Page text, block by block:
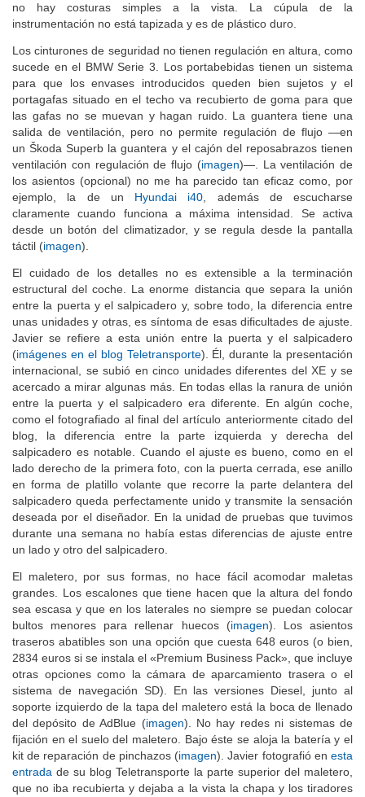
no hay costuras simples a la vista. La cúpula de la
instrumentación no está tapizada y es de plástico duro.
Los cinturones de seguridad no tienen regulación en altura, como
sucede en el BMW Serie 3. Los portabebidas tienen un sistema
para que los envases introducidos queden bien sujetos y el
portagafas situado en el techo va recubierto de goma para que
las gafas no se muevan y hagan ruido. La guantera tiene una
salida de ventilación, pero no permite regulación de flujo —en
un Škoda Superb la guantera y el cajón del reposabrazos tienen
ventilación con regulación de flujo (imagen)—. La ventilación de
los asientos (opcional) no me ha parecido tan eficaz como, por
ejemplo, la de un Hyundai i40, además de escucharse
claramente cuando funciona a máxima intensidad. Se activa
desde un botón del climatizador, y se regula desde la pantalla
táctil (imagen).
El cuidado de los detalles no es extensible a la terminación
estructural del coche. La enorme distancia que separa la unión
entre la puerta y el salpicadero y, sobre todo, la diferencia entre
unas unidades y otras, es síntoma de esas dificultades de ajuste.
Javier se refiere a esta unión entre la puerta y el salpicadero
(imágenes en el blog Teletransporte). Él, durante la presentación
internacional, se subió en cinco unidades diferentes del XE y se
acercado a mirar algunas más. En todas ellas la ranura de unión
entre la puerta y el salpicadero era diferente. En algún coche,
como el fotografiado al final del artículo anteriormente citado del
blog, la diferencia entre la parte izquierda y derecha del
salpicadero es notable. Cuando el ajuste es bueno, como en el
lado derecho de la primera foto, con la puerta cerrada, ese anillo
en forma de platillo volante que recorre la parte delantera del
salpicadero queda perfectamente unido y transmite la sensación
deseada por el diseñador. En la unidad de pruebas que tuvimos
durante una semana no había estas diferencias de ajuste entre
un lado y otro del salpicadero.
El maletero, por sus formas, no hace fácil acomodar maletas
grandes. Los escalones que tiene hacen que la altura del fondo
sea escasa y que en los laterales no siempre se puedan colocar
bultos menores para rellenar huecos (imagen). Los asientos
traseros abatibles son una opción que cuesta 648 euros (o bien,
2834 euros si se instala el «Premium Business Pack», que incluye
otras opciones como la cámara de aparcamiento trasera o el
sistema de navegación SD). En las versiones Diesel, junto al
soporte izquierdo de la tapa del maletero está la boca de llenado
del depósito de AdBlue (imagen). No hay redes ni sistemas de
fijación en el suelo del maletero. Bajo éste se aloja la batería y el
kit de reparación de pinchazos (imagen). Javier fotografió enesta
entrada de su blog Teletransporte la parte superior del maletero,
que no iba recubierta y dejaba a la vista la chapa y los tiradores